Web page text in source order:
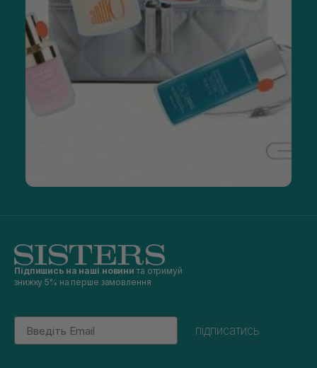
Підпишись на наші новини та отримуй
знижку 5% на перше замовлення
Email
підписатись